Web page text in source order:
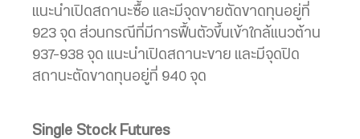
แนะนำเปิดสถานะซื้อ และมีจุดขายตัดขาดทุนอยู่ที่
923 จุด ส่วนกรณีที่มีการฟื้นตัวขึ้นเข้าใกล้แนวต้าน
937-938 จุด แนะนำเปิดสถานะขาย และมีจุดปิด
สถานะตัดขาดทุนอยู่ที่ 940 จุด
Single Stock Futures